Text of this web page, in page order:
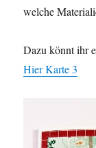
welche
Dazu könnt ihr
Hier Karte 3